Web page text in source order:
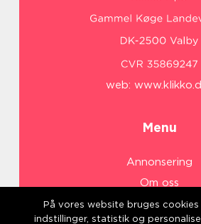
web:
Menu
Annonsering
Om oss
Cookies
På vores website bruges
indstillinger, statistik og